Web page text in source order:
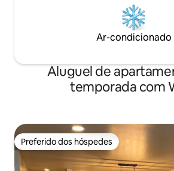
Ar-condicionado
Aluguel de
temporada com
Preferido dos hóspedes
Preferido dos hóspedes